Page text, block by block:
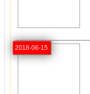
2018-06-15